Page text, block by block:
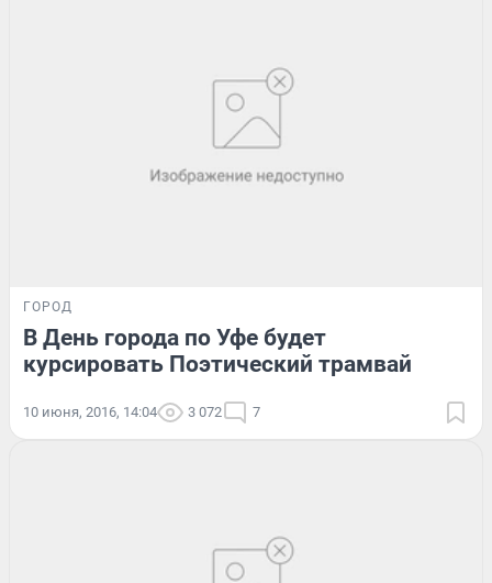
ГОРОД
В День города по Уфе будет
курсировать Поэтический трамвай
10 июня, 2016, 14:04 3 072 7